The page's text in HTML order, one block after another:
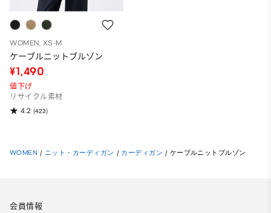
WOMEN, XS-M
ケーブルニットブルゾン
¥1,490
値下げ
リサイクル素材
4.2 (423)
WOMEN / ニット・カーディガン / カーディガン / ケーブルニットブルゾン
会員情報